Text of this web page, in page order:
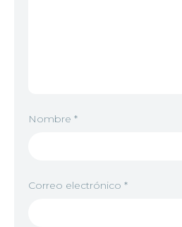
Nombre *
Correo electrónico *